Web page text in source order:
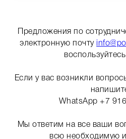
Предложения по
электронную почту
Если у вас возникли
WhatsApp +7
Мы ответим на все ваши
всю необходимую